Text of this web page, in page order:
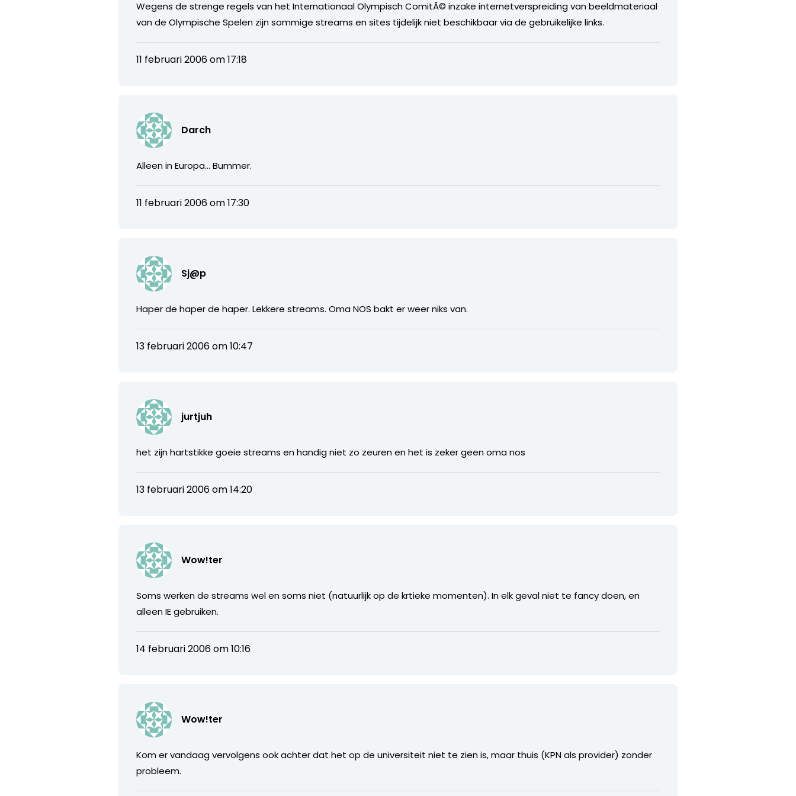
Wegens de strenge regels van het Internationaal Olympisch ComitÃ© inzake internetverspreiding van beeldmateriaal
van de Olympische Spelen zijn sommige streams en sites tijdelijk niet beschikbaar via de gebruikelijke links.
11 februari 2006 om 17:18
Darch
Alleen in Europa… Bummer.
11 februari 2006 om 17:30
Sj@p
Haper de haper de haper. Lekkere streams. Oma NOS bakt er weer niks van.
13 februari 2006 om 10:47
jurtjuh
het zijn hartstikke goeie streams en handig niet zo zeuren en het is zeker geen oma nos
13 februari 2006 om 14:20
Wow!ter
Soms werken de streams wel en soms niet (natuurlijk op de krtieke momenten). In elk geval niet te fancy doen, en
alleen IE gebruiken.
14 februari 2006 om 10:16
Wow!ter
Kom er vandaag vervolgens ook achter dat het op de universiteit niet te zien is, maar thuis (KPN als provider) zonder
probleem.